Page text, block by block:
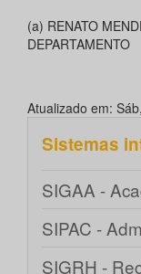
(a) RENATO
DEPARTAMENTO
Atualizado em:
Sistemas
SIGAA -
SIPAC -
SIGRH -